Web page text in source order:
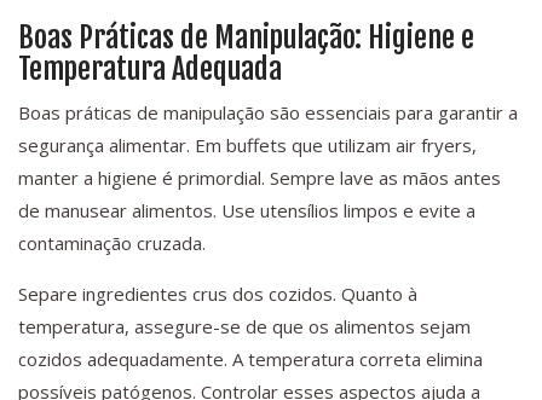
Boas Práticas de Manipulação: Higiene e
Temperatura Adequada
Boas práticas de manipulação são essenciais para garantir a
segurança alimentar. Em buffets que utilizam air fryers,
manter a higiene é primordial. Sempre lave as mãos antes
de manusear alimentos. Use utensílios limpos e evite a
contaminação cruzada.
Separe ingredientes crus dos cozidos. Quanto à
temperatura, assegure-se de que os alimentos sejam
cozidos adequadamente. A temperatura correta elimina
possíveis patógenos. Controlar esses aspectos ajuda a